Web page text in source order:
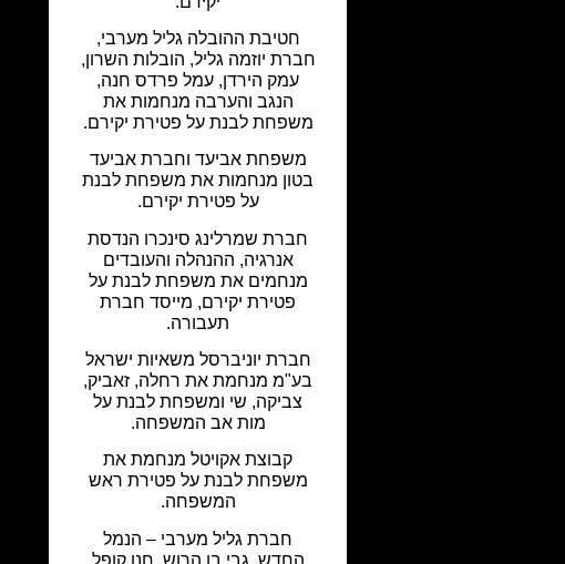
חטיבת ההובלה גליל מערבי,
חברת יוזמה גליל, הובלות השרון,
עמק הירדן, עמל פרדס חנה,
הנגב והערבה מנחמות את
משפחת לבנת על פטירת יקירם.
משפחת אביעד וחברת אביעד
בטון מנחמות את משפחת לבנת
על פטירת יקירם.
חברת שמרלינג סינכרו הנדסת
אנרגיה, ההנהלה והעובדים
מנחמים את משפחת לבנת על
פטירת יקירם, מייסד חברת
תעבורה.
חברת יוניברסל משאיות ישראל
בע"מ מנחמת את רחלה, זאביק,
צביקה, שי ומשפחת לבנת על
מות אב המשפחה.
קבוצת אקויטל מנחמת את
משפחת לבנת על פטירת ראש
המשפחה.
חברת גליל מערבי – הנמל
החדש, גבי בן הרוש, חנן קופל